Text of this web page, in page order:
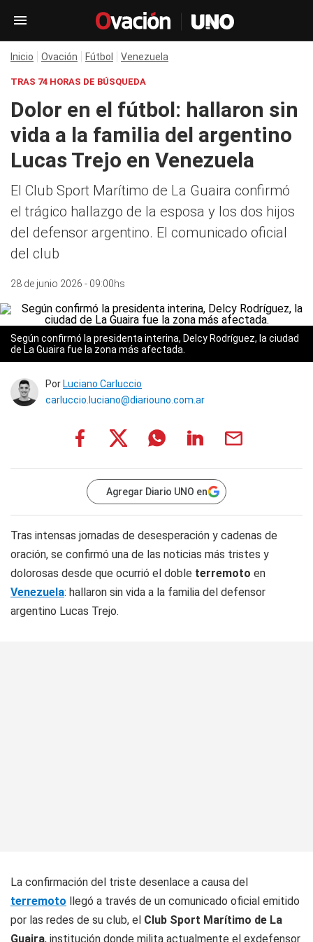
Inicio Ovación Fútbol Venezuela
TRAS 74 HORAS DE BÚSQUEDA
Dolor en el fútbol: hallaron sin
vida a la familia del argentino
Lucas Trejo en Venezuela
El Club Sport Marítimo de La Guaira confirmó
el trágico hallazgo de la esposa y los dos hijos
del defensor argentino. El comunicado oficial
del club
28 de junio 2026 - 09:00hs
Según confirmó la presidenta interina, Delcy Rodríguez, la ciudad
de La Guaira fue la zona más afectada.
Por Luciano Carluccio
carluccio.luciano@diariouno.com.ar
Agregar Diario UNO en
Tras intensas jornadas de desesperación y cadenas de
oración, se confirmó una de las noticias más tristes y
dolorosas desde que ocurrió el doble terremoto en
Venezuela: hallaron sin vida a la familia del defensor
argentino Lucas Trejo.
La confirmación del triste desenlace a causa del
terremoto llegó a través de un comunicado oficial emitido
por las redes de su club, el Club Sport Marítimo de La
Guaira, institución donde milita actualmente el exdefensor